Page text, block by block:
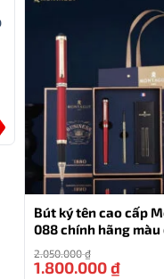
Bút ký tên cao cấp
088 chính hãng
kèm 3 ngòi, túi và hộp
2.050.000₫
1.800.000₫